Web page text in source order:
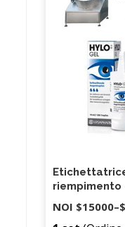
per
NOI $15000–